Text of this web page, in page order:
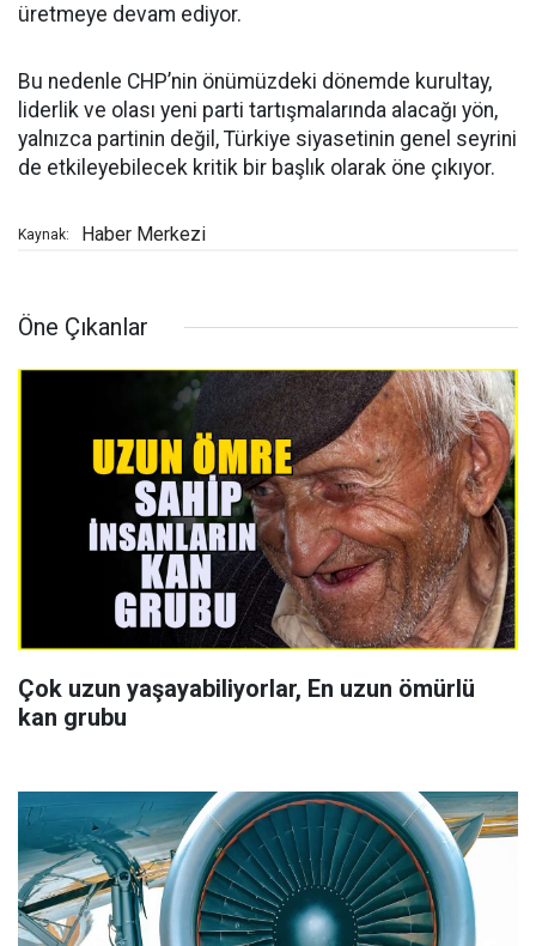
üretmeye devam ediyor.
Bu nedenle CHP’nin önümüzdeki dönemde kurultay,
liderlik ve olası yeni parti tartışmalarında alacağı yön,
yalnızca partinin değil, Türkiye siyasetinin genel seyrini
de etkileyebilecek kritik bir başlık olarak öne çıkıyor.
Kaynak: Haber Merkezi
Öne Çıkanlar
Çok uzun yaşayabiliyorlar, En uzun ömürlü
kan grubu